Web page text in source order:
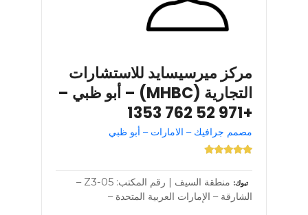
مركز ميرسيسايد للاستشارات
التجارية (MHBC) – أبو ظبي –
+971 52 762 1353
مصمم جرافيك – الامارات – أبو ظبي
تبوك
منطقة السيف | رقم المكتب: Z3-05 –
الشارقة – الإمارات العربية المتحدة –